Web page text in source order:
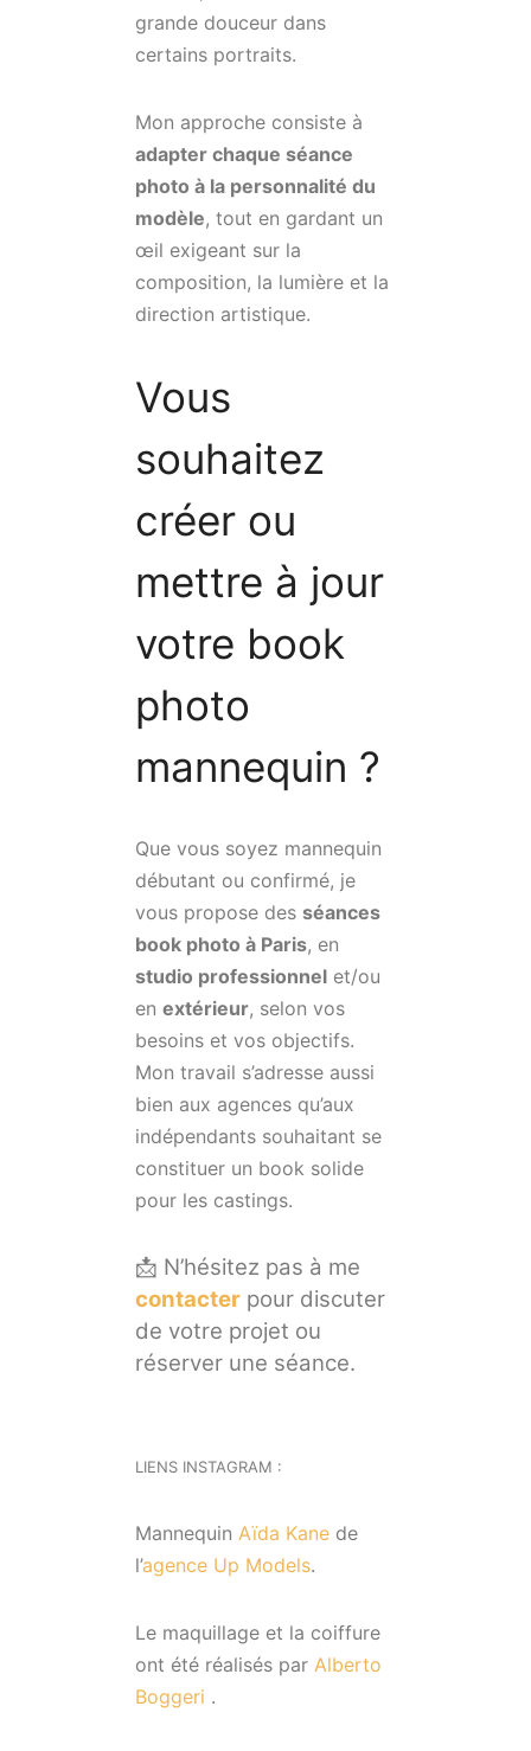
grande douceur dans
certains portraits.
Mon approche consiste à
adapter chaque séance
photo à la personnalité du
modèle, tout en gardant un
œil exigeant sur la
composition, la lumière et la
direction artistique.
Vous
souhaitez
créer ou
mettre à jour
votre book
photo
mannequin ?
Que vous soyez mannequin
débutant ou confirmé, je
vous propose des séances
book photo à Paris, en
studio professionnel et/ou
en extérieur, selon vos
besoins et vos objectifs.
Mon travail s’adresse aussi
bien aux agences qu’aux
indépendants souhaitant se
constituer un book solide
pour les castings.
📩 N’hésitez pas à me
contacter pour discuter
de votre projet ou
réserver une séance.
LIENS INSTAGRAM :
Mannequin Aïda Kane de
l’agence Up Models.
Le maquillage et la coiffure
ont été réalisés par Alberto
Boggeri .